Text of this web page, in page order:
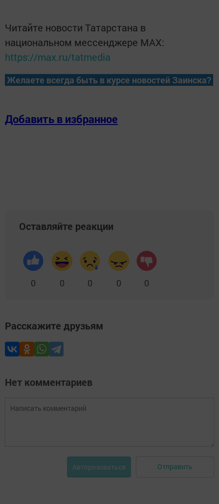
Читайте новости Татарстана в
национальном мессенджере MАХ:
https://max.ru/tatmedia
Желаете всегда быть в курсе новостей Заинска?
Добавить в избранное
Оставляйте реакции
0 0 0 0 0
Расскажите друзьям
Нет комментариев
Авторизоваться Отправить